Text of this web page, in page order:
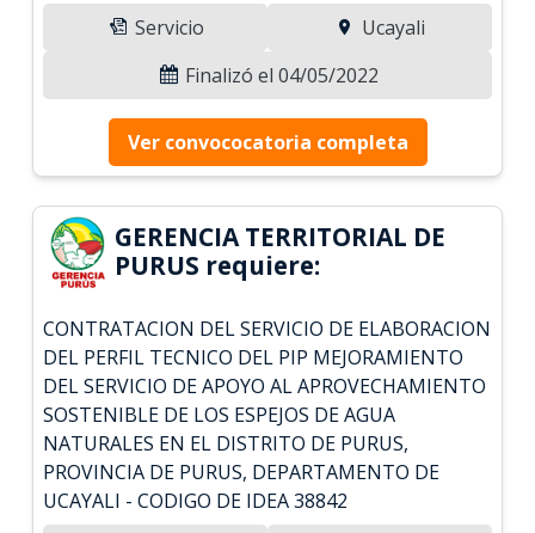
Servicio
Ucayali
Finalizó el 04/05/2022
Ver convococatoria completa
GERENCIA TERRITORIAL DE
PURUS requiere:
CONTRATACION DEL SERVICIO DE ELABORACION
DEL PERFIL TECNICO DEL PIP MEJORAMIENTO
DEL SERVICIO DE APOYO AL APROVECHAMIENTO
SOSTENIBLE DE LOS ESPEJOS DE AGUA
NATURALES EN EL DISTRITO DE PURUS,
PROVINCIA DE PURUS, DEPARTAMENTO DE
UCAYALI - CODIGO DE IDEA 38842